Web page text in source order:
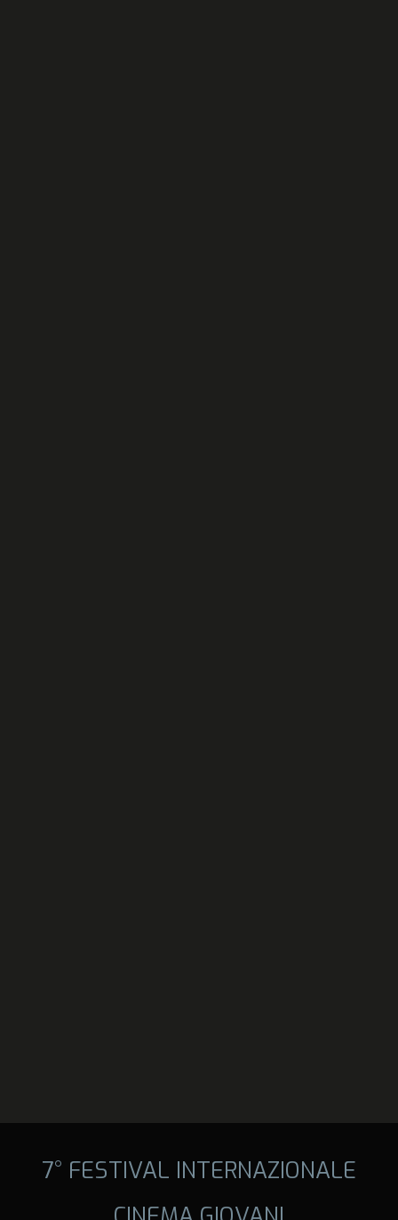
7° FESTIVAL INTERNAZIONALE